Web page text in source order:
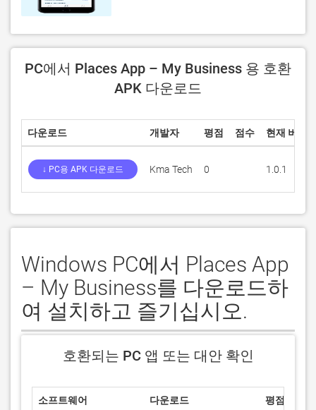
PC에서 Places App – My Business 용 호환
APK 다운로드
다운로드 개발자 평점 점수 현재 버전
↓ PC용 APK 다운로드 Kma Tech 0 1.0.1
Windows PC에서 Places App
– My Business를 다운로드하
여 설치하고 즐기십시오.
호환되는 PC 앱 또는 대안 확인
소프트웨어 다운로드 평점